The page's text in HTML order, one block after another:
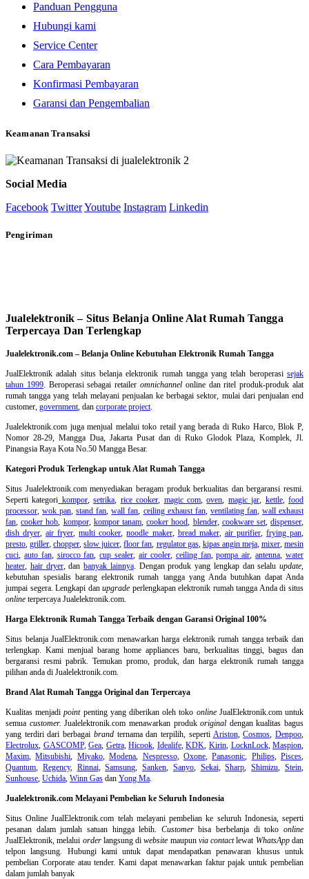
Panduan Pengguna
Hubungi kami
Service Center
Cara Pembayaran
Konfirmasi Pembayaran
Garansi dan Pengembalian
Keamanan Transaksi
Social Media
Facebook TwitterYoutube Instagram Linkedin
Pengiriman
Jualelektronik – Situs Belanja Online Alat Rumah Tangga
Terpercaya Dan Terlengkap
Jualelektronik.com – Belanja Online Kebutuhan Elektronik Rumah Tangga
JualElektronik adalah situs belanja elektronik rumah tanggayang telah beroperasisejak
tahun 1999. Beroperasi sebagai retaileromnichannel online dan ritel produk-produk alat
rumah tangga yang telah melayani penjualan ke berbagai sektor, mulai dari penjualan end
customer, government , dan corporate project
Jualelektronik.com juga menjual melalui toko retail yang berada di Ruko Harco, Blok P,
Nomor 28-29, Mangga Dua, Jakarta Pusat dan di Ruko Glodok Plaza, Komplek, Jl.
Pinangsia Raya Kota No.50 Mangga Besar.
Kategori Produk Terlengkap untuk Alat Rumah Tangga
Situs Jualelektronik.com menyediakan beragam produk berkualitas dan bergaransi resmi.
Seperti kategori kompor,setrika rice cooker magic com,oven magic jar kettle,food
processor ,wok pan ,stand fan ,wall fan ceiling exhaust fan, ventilating fan, wall exhaust
fan ,cooker hob kompor, kompor tanam,cooker hood blender, cookware set,dispenser
dish dryer ,air fryer ,multi cooker ,noodle maker, bread maker, air purifier, frying pan
presto ,griller ,chopper ,slow juicer ,floor fan regulator gas, kipas angin meja, mixer,mesin
cuci auto fan, sirocco fan ,cup sealer ,air cooler, ceiling fan,pompa air ,antenna ,water
heater hair dryer, dan banyak lainnya. Dengan produk yang lengkap dan selalu update
kebutuhan spesialis barang elektronik rumah tangga yang Anda butuhkan dapat Anda
jumpai segera. Lengkapi danupgrade perlengkapan elektronik rumah tangga Anda di situs
online terpercaya Jualelektronik.com.
Harga Elektronik Rumah Tangga Terbaik dengan Garansi Original 100%
Situs belanjaJualElektronik.com menawarkan harga elektronik rumah tangga terbaik dan
terlengkap. Kami menjual barang home appliances baru, berkualitas tinggi, bagus dan
bergaransi resmi pabrik. Temukan promo, produk, dan harga elektronik rumah tangga
pilihan anda di Jualelektronik.com.
Brand Alat Rumah Tangga Original dan Terpercaya
Kualitas menjadipointpenting yang diberikan oleh toko onlineJualElektronik.com untuk
semua customer. Jualelektronik.com menawarkan produkoriginal dengan kualitas bagus
yang terdiri dari berbagai brandternama dan terpilih, seperti Ariston,Cosmos ,Denpoo
Electrolux GASCOMP,Gea Getra,Hicook Idealife,KDK Kirin, LocknLock,Maspion
Maxim ,Mitsubishi Miyako,Modena Nespresso, Oxone,Panasonic Philips, Pisces
Quantum
Regency, Rinnai,Samsung ,Sanken Sanyo, Sekai,Sharp ,Shimizu ,Stein
Sunhouse Uchida Winn Gas dan Yong Ma
Jualelektronik.com Melayani Pembelian ke Seluruh Indonesia
Situs Online JualElektronik.com telah melayani pembelian ke seluruh Indonesia, seperti
pesanan dalam jumlah satuan hingga lebih. Customerbisa berbelanja di tokoonline
JualElektronik, melalui orderlangsung diwebsite maupun via contactlewat WhatsAppdan
telpon langsung
Hubungi kami untuk dapat mendapatkan penawaran khusus untuk
pembelian Corporate atau tender. Kami dapat menawarkan faktur pajak untuk pembelian
dalam jumlah banyak